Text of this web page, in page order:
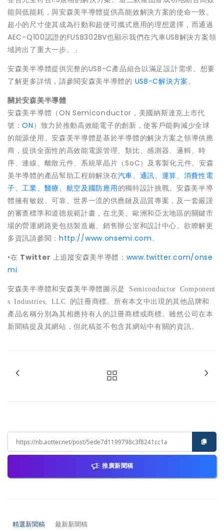
能與低能耗，與安森美半導體提供高能效解決方案的使命一致。
超小的尺寸使其成為行動和超便可攜式應用的理想選擇，而通過
AEC-Q100認證的FUSB302BV也顯示我們在汽車USB解決方案領
域跨出了重大一步。」
安森美半導體提供完整的USB-C產品組合以滿足設計需求。想要
了解更多詳情，請參閱安森美半導體的 USB-C解決方案。
關於安森美半導體
安森美半導體（ON Semiconductor，美國納斯達克上市代
號：ON ）致力於推動高效能電子的創新，使客戶能夠減少全球
的能源使用。安森美半導體是基於半導體的解決方案之領導供應
商，提供全面性的高效能電源管理、類比、感測器、邏輯、時
序、連線、離散元件、系統單晶片（SoC）及客製化元件。安森
美半導體的產品幫助工程師解決在汽車、通訊、運算、消費性電
子、工業、醫療、航空及國防應用的獨特設計挑戰。安森美半導
體擁有敏銳、可靠、世界一流的供應鏈及品質專案，及一套嚴謹
的審查標準和道德規範計畫，在北美、歐洲和亞太地區的關鍵市
場的營運網路更包括製造廠、銷售辦公室和設計中心。欲瞭解更
多資訊請參閱： http://www.onsemi.com。
•在 Twitter 上追蹤安森美半導體： www.twitter.com/onse
mi
安森美半導體和安森美半導體圖示是
Semiconductor Component
s Industries, LLC 的註冊商標。所有本文中出現的其他品牌和
產品名稱分別為其相應持有人的註冊商標或商標。雖然公司在本
新聞稿提及其網站，但此稿並不包含其網站中有關的資訊。
推廣新聞稿
精選新聞稿 最新新聞稿